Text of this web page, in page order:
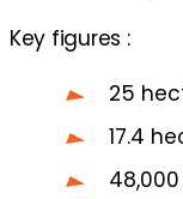
Key figures :
25
17.4